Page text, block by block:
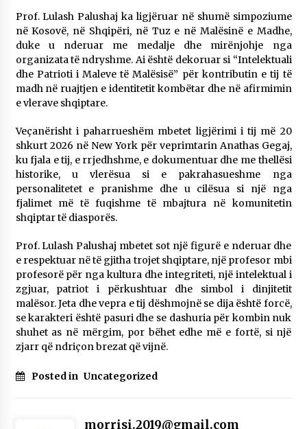
Prof. Lulash Palushaj ka ligjëruar në shumë simpoziume
në Kosovë, në Shqipëri, në Tuz e në Malësinë e Madhe,
duke u nderuar me medalje dhe mirënjohje nga
organizata të ndryshme. Ai është dekoruar si “Intelektuali
dhe Patrioti i Maleve të Malësisë” për kontributin e tij të
madh në ruajtjen e identitetit kombëtar dhe në afirmimin
e vlerave shqiptare.
Veçanërisht i paharrueshëm mbetet ligjërimi i tij më 20
shkurt 2026 në New York për veprimtarin Anathas Gegaj,
ku fjala e tij, e rrjedhshme, e dokumentuar dhe me thellësi
historike, u vlerësua si e pakrahasueshme nga
personalitetet e pranishme dhe u cilësua si një nga
fjalimet më të fuqishme të mbajtura në komunitetin
shqiptar të diasporës.
Prof. Lulash Palushaj mbetet sot një figurë e nderuar dhe
e respektuar në të gjitha trojet shqiptare, një profesor mbi
profesorë për nga kultura dhe integriteti, një intelektual i
zgjuar, patriot i përkushtuar dhe simbol i dinjitetit
malësor. Jeta dhe vepra e tij dëshmojnë se dija është forcë,
se karakteri është pasuri dhe se dashuria për kombin nuk
shuhet as në mërgim, por bëhet edhe më e fortë, si një
zjarr që ndriçon brezat që vijnë.
Posted in Uncategorized
morrisi.2019@gmail.com